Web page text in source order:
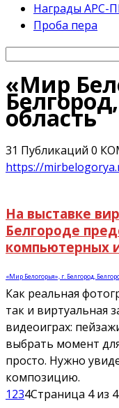
Награды АРС-
Проба пера
«Мир
область
31 Публикаций 0
https://
На выставке
Белгороде
компьютерных
«Мир Белогорья», г. Белгород,
Как реальная
так и виртуальная
видеоиграх:
выбрать момент
просто. Нужно
композицию.
1234Страница 4 из 4